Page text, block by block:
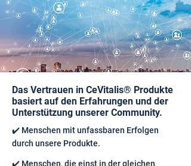
Das Vertrauen in CeVitalis® Produkte
basiert auf den Erfahrungen und der
Unterstützung unserer Community.
✔️ Menschen mit unfassbaren Erfolgen
durch unsere Produkte.
✔️ Menschen, die einst in der gleichen